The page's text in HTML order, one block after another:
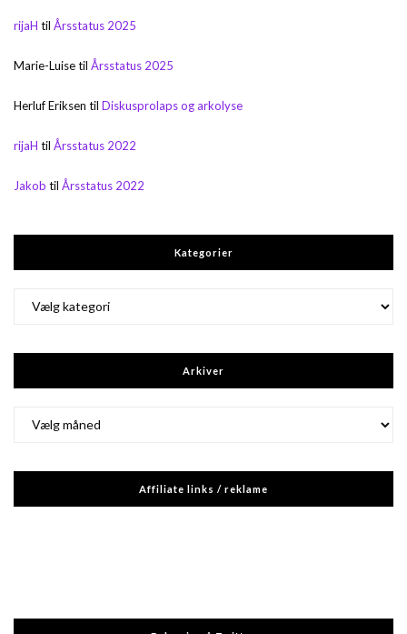
rijaH til Årsstatus 2025
Marie-Luisetil Årsstatus 2025
Herluf Eriksen til Diskusprolaps og arkolyse
rijaH til Årsstatus 2022
Jakob til Årsstatus 2022
Kategorier
Arkiver
Affiliate links / reklame